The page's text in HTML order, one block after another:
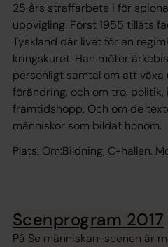
25 års straffarbete i för
uppvigling. Först 1955 tilläts
Tyskland där livet för en
kringskuret. Han möter
personligt samtal om att
förändring, och om tro,
framtidshopp. Och om de
människor som bildat honom.
Plats: Om:Bildning, C-hallen.
Scenprogram 2017
På Se människan-scenen är